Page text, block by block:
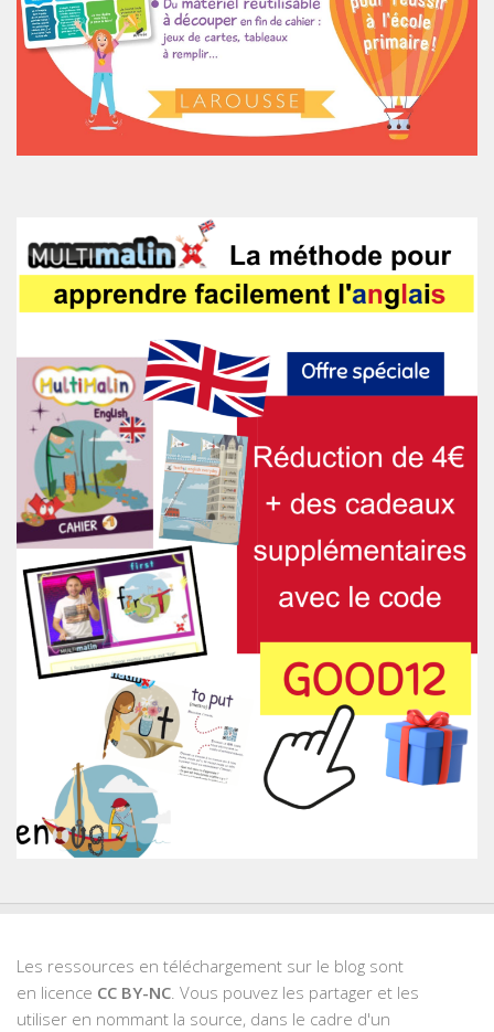
Les ressources en téléchargement sur le blog sont
en licence CC BY-NC . Vous pouvez les partager et les
utiliser en nommant la source, dans le cadre d'un